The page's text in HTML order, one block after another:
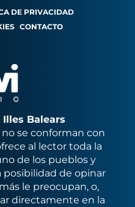
DE PRIVACIDAD
CONTACTO
Balears
se conforman con
al lector toda la
de los pueblos y
posibilidad de opinar
le preocupan, o,
directamente en la